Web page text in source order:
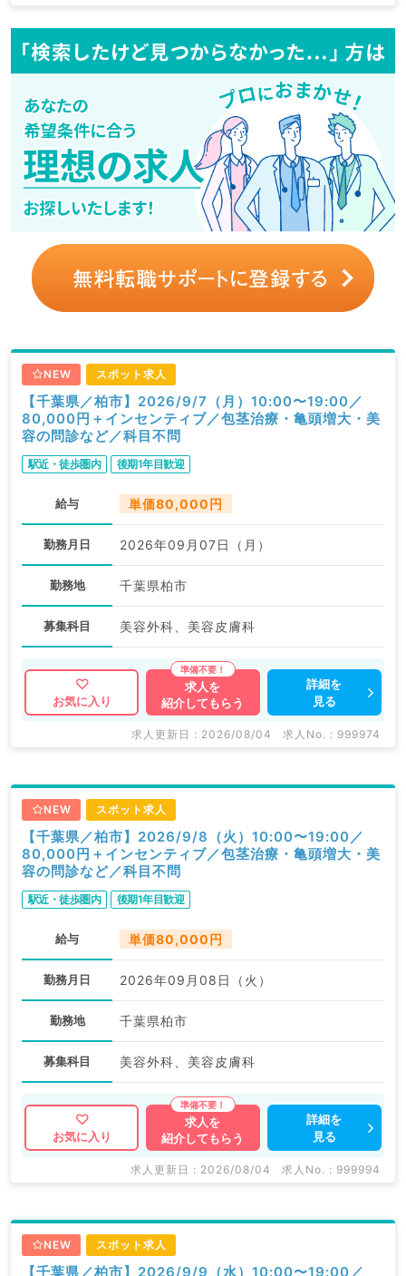
NEW スポット求人
【千葉県／柏市】2026/9/7（月）10:00〜19:00／
80,000円＋インセンティブ／包茎治療・亀頭増大・美
容の問診など／科目不問
駅近・徒歩圏内 後期1年目歓迎
給与 単価80,000円
勤務月日 2026年09月07日（月）
勤務地 千葉県柏市
募集科目 美容外科、美容皮膚科
お気に入り
求人を
紹介してもらう
詳細を
見る
求人更新日 : 2026/08/04 求人No. : 999974
NEW スポット求人
【千葉県／柏市】2026/9/8（火）10:00〜19:00／
80,000円＋インセンティブ／包茎治療・亀頭増大・美
容の問診など／科目不問
駅近・徒歩圏内 後期1年目歓迎
給与 単価80,000円
勤務月日 2026年09月08日（火）
勤務地 千葉県柏市
募集科目 美容外科、美容皮膚科
お気に入り
求人を
紹介してもらう
詳細を
見る
求人更新日 : 2026/08/04 求人No. : 999994
NEW スポット求人
【千葉県／柏市】2026/9/9（水）10:00〜19:00／